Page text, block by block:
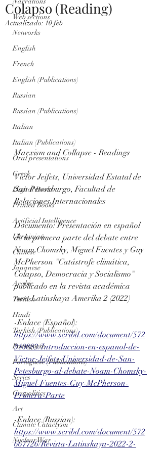
Web sections
Networks
English
French
English (Publications)
Russian
Russian (Publications)
Italian
Italian (Publications)
Oral presentations
Greek
Digital Books
Printed Books
Artificial Intelligence
Ukrainian
Chinese
Japanese
Arabic
Turkish
Hindi
Turkish (Publications)
Portuguese
Portuguese (Publications)
Series
Geopolitics
Art
Climate Cataclysm
Nuclear War
Colapso (Reading)
Actualizado: 10 feb
Marxism and Collapse - Readings
Víctor Jeifets, Universidad Estatal de
San Petersburgo, Facultad de
Relaciones Internacionales
Documento: Presentación en español
de la primera parte del debate entre
Noam Chomsky, Miguel Fuentes y Guy
McPherson "Catástrofe climática,
Colapso, Democracia y Socialismo"
publicado en la revista académica
rusa Latinskaya Amerika 2 (2022)
-Enlace (Español):
https://www.scribd.com/document/572
910883/Introduccion-en-espanol-de-
Victor-Jeifets-Universidad-de-San-
Petesburgo-al-debate-Noam-Chomsky-
Miguel-Fuentes-Guy-McPherson-
Primera-Parte
-Enlace (Russian):
https://www.scribd.com/document/572
667726/Revista-Latinskaya-2022-2-